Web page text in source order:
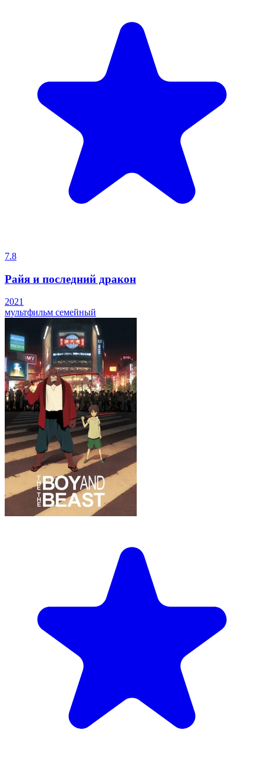
7.8
Райя и последний дракон
2021
мультфильм семейный